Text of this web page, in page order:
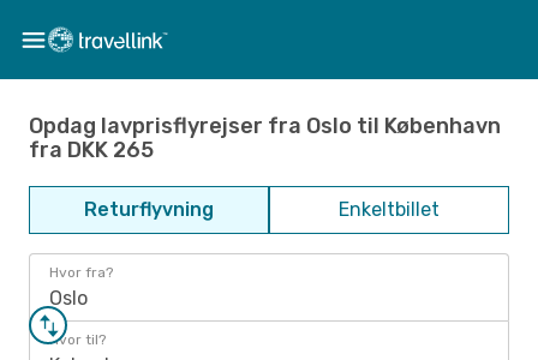
Opdag lavprisflyrejser fra Oslo til København
fra DKK 265
Returflyvning Enkeltbillet
Hvor fra?
Oslo
Hvor til?